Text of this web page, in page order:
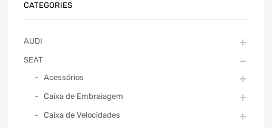
CATEGORIES
AUDI
SEAT
Acessórios
Caixa de Embraiagem
Caixa de Velocidades